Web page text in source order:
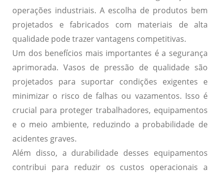
operações industriais. A escolha de produtos bem
projetados e fabricados com materiais de alta
qualidade pode trazer vantagens competitivas.
Um dos benefícios mais importantes é a segurança
aprimorada. Vasos de pressão de qualidade são
projetados para suportar condições exigentes e
minimizar o risco de falhas ou vazamentos. Isso é
crucial para proteger trabalhadores, equipamentos
e o meio ambiente, reduzindo a probabilidade de
acidentes graves.
Além disso, a durabilidade desses equipamentos
contribui para reduzir os custos operacionais a